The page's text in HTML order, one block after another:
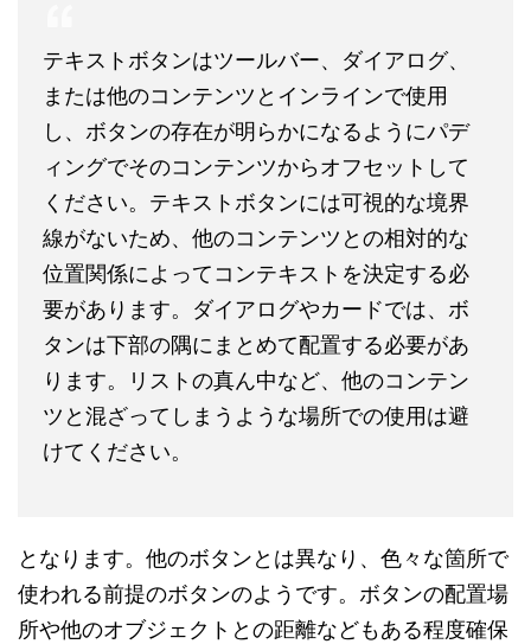
テキストボタンはツールバー、ダイアログ、
または他のコンテンツとインラインで使用
し、ボタンの存在が明らかになるようにパデ
ィングでそのコンテンツからオフセットして
ください。テキストボタンには可視的な境界
線がないため、他のコンテンツとの相対的な
位置関係によってコンテキストを決定する必
要があります。ダイアログやカードでは、ボ
タンは下部の隅にまとめて配置する必要があ
ります。リストの真ん中など、他のコンテン
ツと混ざってしまうような場所での使用は避
けてください。
となります。他のボタンとは異なり、色々な箇所で
使われる前提のボタンのようです。ボタンの配置場
所や他のオブジェクトとの距離などもある程度確保